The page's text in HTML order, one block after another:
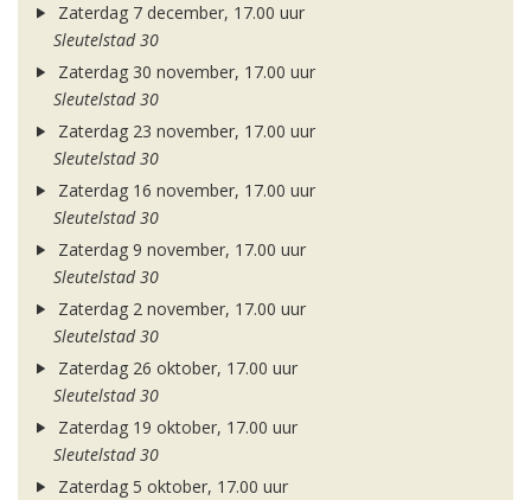
Zaterdag 7 december, 17.00 uur
Sleutelstad 30
Zaterdag 30 november, 17.00 uur
Sleutelstad 30
Zaterdag 23 november, 17.00 uur
Sleutelstad 30
Zaterdag 16 november, 17.00 uur
Sleutelstad 30
Zaterdag 9 november, 17.00 uur
Sleutelstad 30
Zaterdag 2 november, 17.00 uur
Sleutelstad 30
Zaterdag 26 oktober, 17.00 uur
Sleutelstad 30
Zaterdag 19 oktober, 17.00 uur
Sleutelstad 30
Zaterdag 5 oktober, 17.00 uur